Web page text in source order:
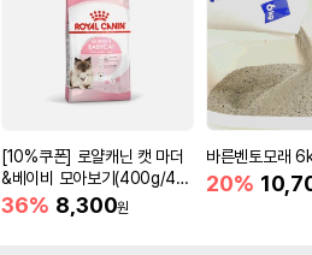
[10%쿠폰] 로얄캐닌 캣 마더
&베이비 모아보기(400g/4/1
0kg)
36% 8,300원
바른벤토모래
20%